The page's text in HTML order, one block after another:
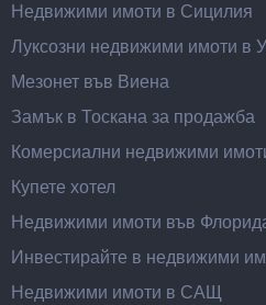
Недвижими имоти в Сицилия
Луксозни недвижими имоти в
Мезонет във Виена
Замък в Тоскана за продажба
Комерсиални недвижими
Купете хотел
Недвижими имоти във
Инвестирайте в недвижими
Недвижими имоти в САЩ